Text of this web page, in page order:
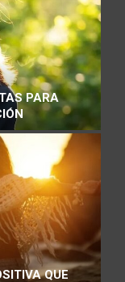
PARA
QUE